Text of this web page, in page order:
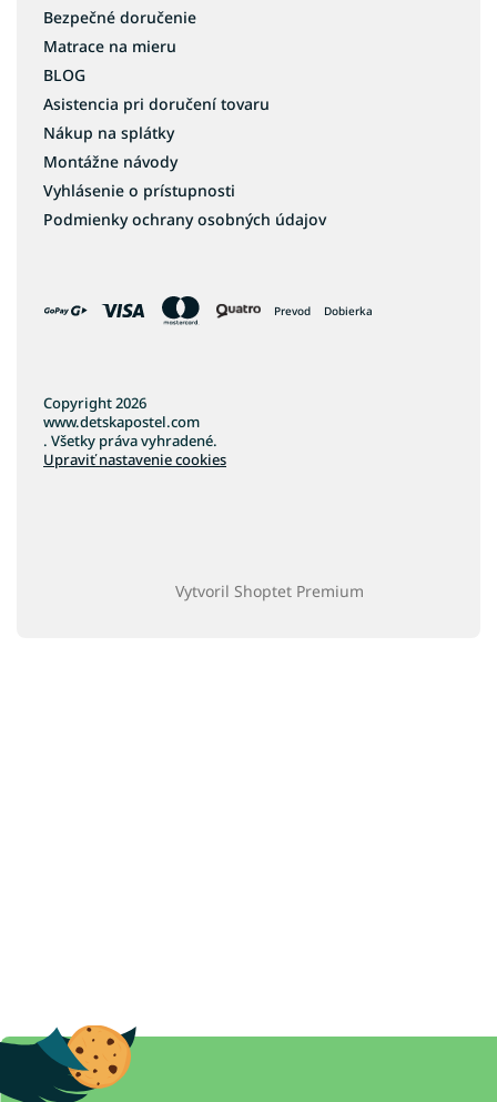
Bezpečné doručenie
Matrace na mieru
BLOG
Asistencia pri doručení tovaru
Nákup na splátky
Montážne návody
Vyhlásenie o prístupnosti
Podmienky ochrany osobných údajov
Prevod Dobierka
Vytvoril Shoptet Premium
Copyright 2026
www.detskapostel.com
. Všetky práva vyhradené.
Upraviť nastavenie cookies